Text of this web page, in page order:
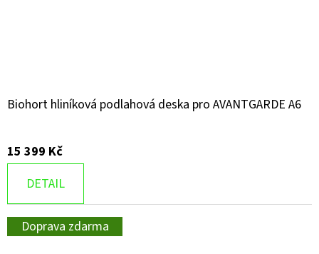
Biohort hliníková podlahová deska pro AVANTGARDE A6
15 399 Kč
DETAIL
Doprava zdarma